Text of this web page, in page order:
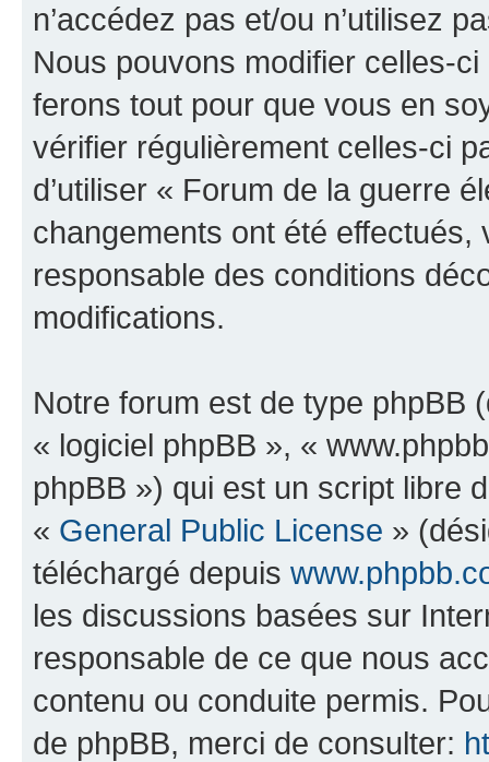
n’accédez pas et/ou n’utilisez
Nous pouvons modifier celles-
ferons tout pour que vous en
vérifier régulièrement celles-ci
d’utiliser « Forum de la guerre
changements ont été effectués,
responsable des conditions
modifications.
Notre forum est de type phpBB
« logiciel phpBB », «
phpBB ») qui est un script libre
« General Public License »
téléchargé depuis
les discussions basées sur
responsable de ce que nous
contenu ou conduite permis.
de phpBB, merci de consulter: